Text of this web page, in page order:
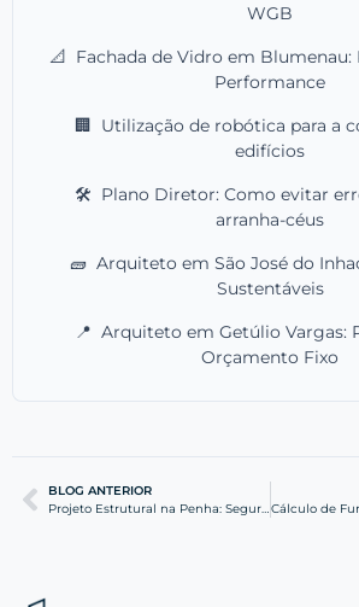
WGB
📐 Fachada de Vidro em Blumenau:
Performance
🏢 Utilização de robótica para a
edifícios
🛠️ Plano Diretor: Como evitar
arranha-céus
🧱 Arquiteto em São José do
Sustentáveis
📍 Arquiteto em Getúlio Vargas:
Orçamento Fixo
BLOG ANTERIOR